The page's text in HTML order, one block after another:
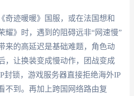
奇迹暖暖》国服，或在法国想和
耀》时，遇到的阻碍远非“网速慢”
来的高延迟是基础难题，角色动
，让换装变成慢动作，团战变成
封锁，游戏服务器直接拒绝海外IP
不到。再加上跨国网络路由复